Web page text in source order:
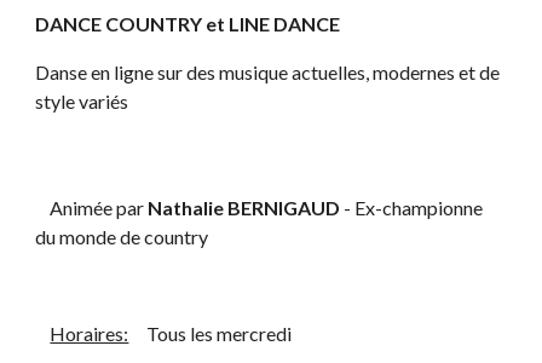
DANCE COUNTRY et LINE DANCE
Danse en ligne sur des musique actuelles, modernes et de
style variés
    Animée par
Nathalie BERNIGAUD - Ex-championne
du monde de country
Horaires:
     Tous les mercredi